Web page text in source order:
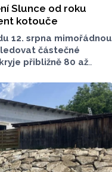
Slunce od roku
kotouče
12. srpna mimořádnou
částečné
přibližně 80 až
zatmění Slunce
Důležité ale bude
zrak. Více povědel
Kobzou.